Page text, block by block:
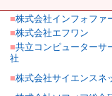
■株式会社インフォファ
■株式会社エフワン
■共立コンピューターサ
社
■株式会社サイエンスネ